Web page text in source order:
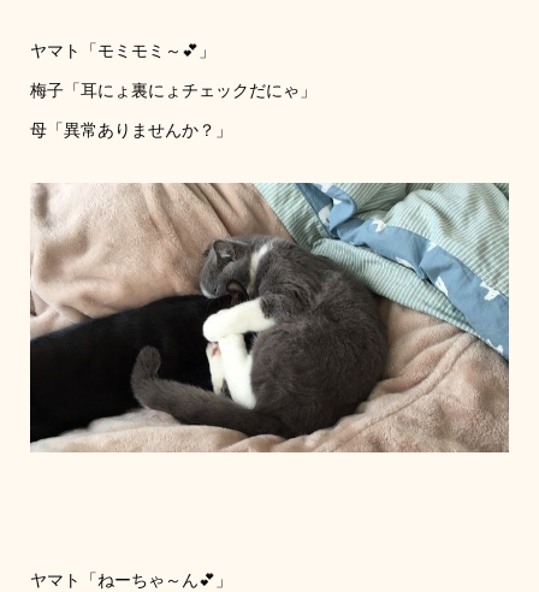
ヤマト「モミモミ～💕」
梅子「耳にょ裏にょチェックだにゃ」
母「異常ありませんか？」
ヤマト「ねーちゃ～ん💕」